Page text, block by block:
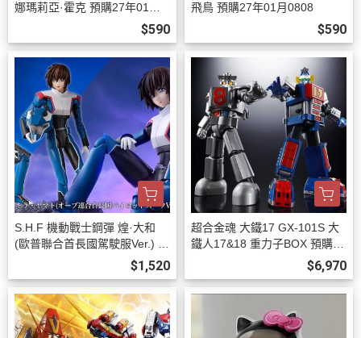
娜瑪莉亞·霍克 預購27年01月0
$590
飛鳥 預購27年01月0808
$590
S.H.F 機動戰士鋼彈 煌·大和
(歐普聯合首長國駕駛服Ver.) 預
$1,520
超合金魂 大鐵17 GX-101S 大
鐵人17&18 重力子BOX 預購27
$6,970